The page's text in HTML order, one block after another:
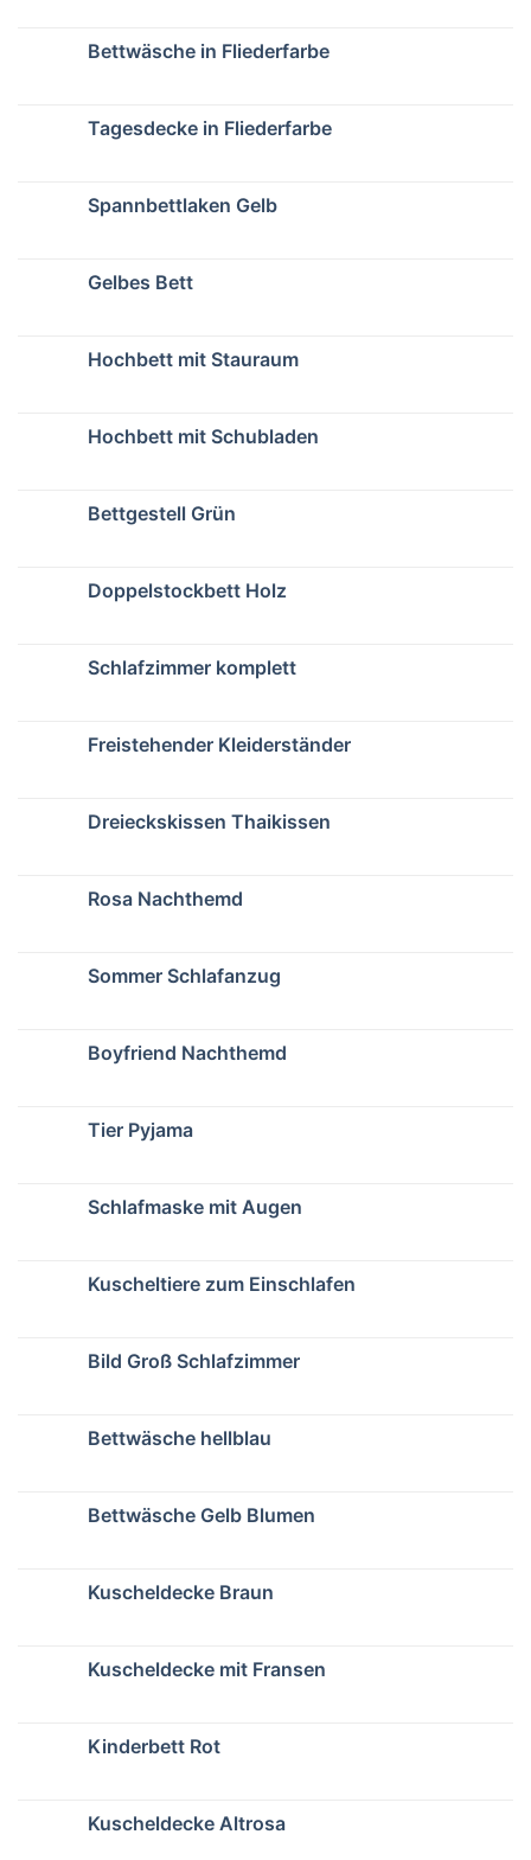
Bettwäsche in Fliederfarbe
Tagesdecke in Fliederfarbe
Spannbettlaken Gelb
Gelbes Bett
Hochbett mit Stauraum
Hochbett mit Schubladen
Bettgestell Grün
Doppelstockbett Holz
Schlafzimmer komplett
Freistehender Kleiderständer
Dreieckskissen Thaikissen
Rosa Nachthemd
Sommer Schlafanzug
Boyfriend Nachthemd
Tier Pyjama
Schlafmaske mit Augen
Kuscheltiere zum Einschlafen
Bild Groß Schlafzimmer
Bettwäsche hellblau
Bettwäsche Gelb Blumen
Kuscheldecke Braun
Kuscheldecke mit Fransen
Kinderbett Rot
Kuscheldecke Altrosa